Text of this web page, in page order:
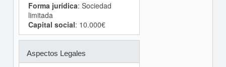
Forma jurídica: Sociedad
limitada
Capital social: 10.000€
Aspectos Legales